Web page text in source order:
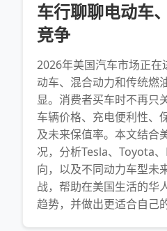
车行聊聊电动车
竞争
2026年美国汽车市场正
动车、混合动力和传统燃
显。消费者买车时不再只
车辆价格、充电便利性、
及未来保值率。本文结合
况，分析Tesla、Toyota
向，以及不同动力车型未
战，帮助在美国生活的华
趋势，并做出更适合自己